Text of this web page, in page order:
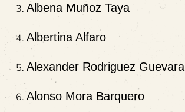
Albena Muñoz Taya
Albertina Alfaro
Alexander Rodriguez Guevara
Alonso Mora Barquero